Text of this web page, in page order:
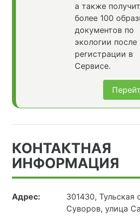
а также
более 100
документов по
экологии после
регистрации в
Сервисе.
КОНТАКТНАЯ
ИНФОРМАЦИЯ
Адрес:
301430, Тульская
Суворов, улица